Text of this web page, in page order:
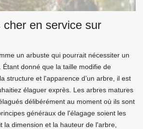
cher en service sur
un arbuste qui pourrait nécessiter un
Étant donné que la taille modifie de
structure et l'apparence d’un arbre, il est
élaguer exprès. Les arbres matures
délibérément au moment où ils sont
généraux de l'élagage soient les
la dimension et la hauteur de l'arbre,